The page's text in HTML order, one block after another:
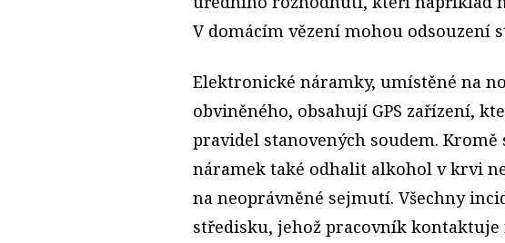
V domácím vězení mohou odsouzení
Elektronické náramky, umístěné na
obviněného, obsahují GPS zařízení,
pravidel stanovených soudem.
náramek také odhalit alkohol v krvi
na neoprávněné sejmutí. Všechny
středisku, jehož pracovník